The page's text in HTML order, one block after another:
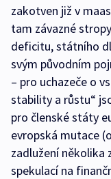
zakotven již v
tam závazné
deficitu, státního
svým původním
– pro uchazeče o
stability a růstu“
pro členské státy
evropská mutace
zadlužení několika
spekulací na